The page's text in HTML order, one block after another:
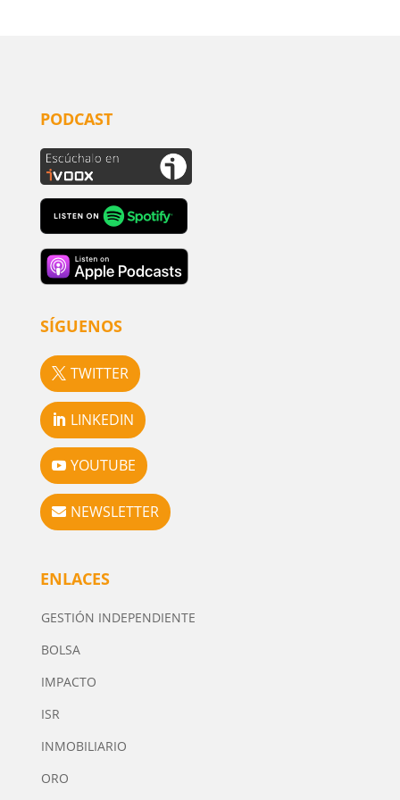
PODCAST
SÍGUENOS
TWITTER
LINKEDIN
YOUTUBE
NEWSLETTER
ENLACES
GESTIÓN INDEPENDIENTE
BOLSA
IMPACTO
ISR
INMOBILIARIO
ORO